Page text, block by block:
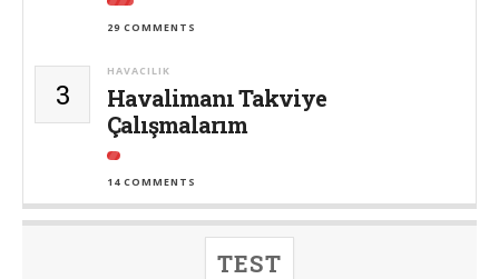
29 COMMENTS
3
HAVACILIK
Havalimanı Takviye
Çalışmalarım
14 COMMENTS
TEST